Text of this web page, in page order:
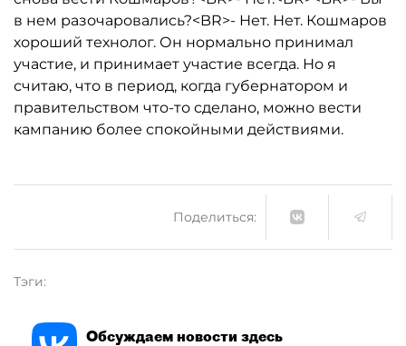
в нем разочаровались?<BR>- Нет. Нет. Кошмаров
хороший технолог. Он нормально принимал
участие, и принимает участие всегда. Но я
считаю, что в период, когда губернатором и
правительством что-то сделано, можно вести
кампанию более спокойными действиями.
Поделиться:
Тэги:
Обсуждаем новости здесь